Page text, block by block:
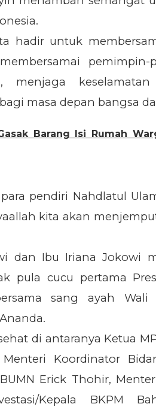
hadir untuk
pemimpin-
menjaga
masa depan bangsa
Barang Isi Rumah
pendiri Nahdlatul
kita akan
dan Ibu Iriana Jokowi
pula cucu pertama
sang ayah Wali
di antaranya Ketua
Koordinator
Erick Thohir,
Kepala BKPM